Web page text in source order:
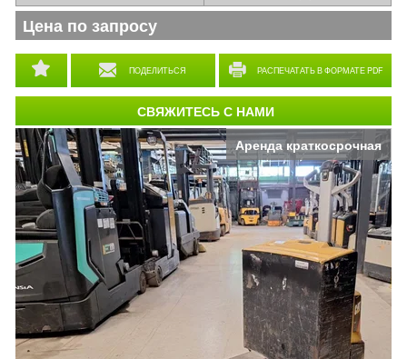
Аренда краткосрочная
ПОДЕЛИТЬСЯ РАСПЕЧАТАТЬ В ФОРМАТЕ PDF
Цена по запросу
СВЯЖИТЕСЬ С НАМИ